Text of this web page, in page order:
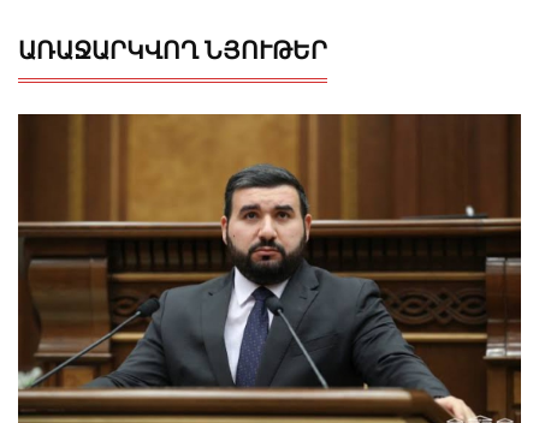
ԱՌԱՋԱՐԿՎՈՂ ՆՅՈՒԹԵՐ